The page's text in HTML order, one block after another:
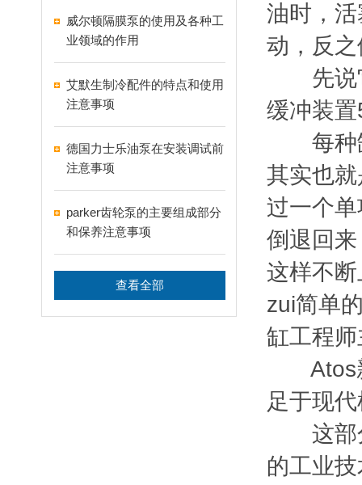
威尔顿隔膜泵的使用及各种工
业领域的作用
艾默生制冷配件的特点和使用
注意事项
德国力士乐油泵在安装调试前
注意事项
parker齿轮泵的主要组成部分
和保养注意事项
查看全部
油时，
动，反
先说它
缓冲装
每种缸
其实也
过一个
倒退回
这样不
zui简单
缸工程
Atos新
足于现
这部分
的工业